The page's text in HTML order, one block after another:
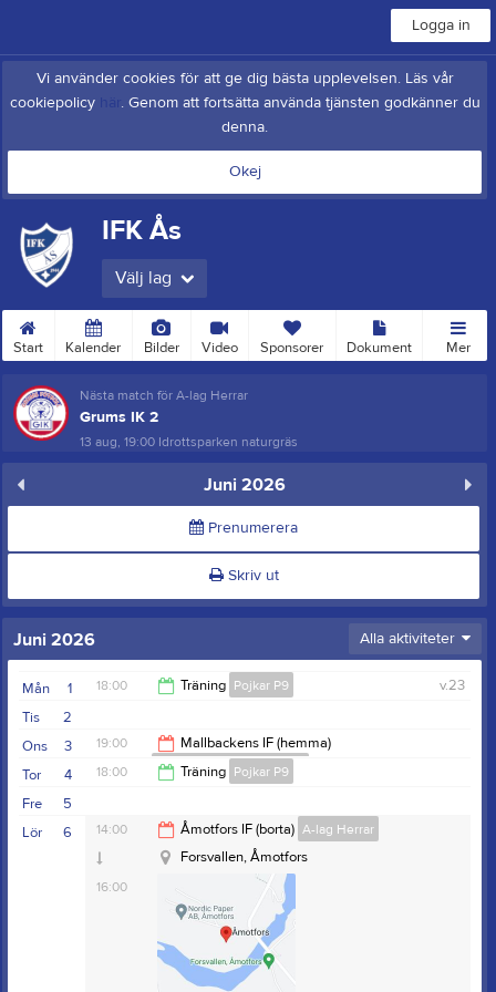
Logga in
Vi använder cookies för att ge dig bästa upplevelsen. Läs vår
cookiepolicy här. Genom att fortsätta använda tjänsten godkänner du
denna.
Okej
IFK Ås
Välj lag
Start Kalender Bilder Video Sponsorer Dokument Mer
Nästa match för A-lag Herrar
Grums IK 2
13 aug, 19:00 Idrottsparken naturgräs
Juni 2026
Prenumerera
Skriv ut
Juni 2026 Alla aktiviteter
1
Mån v.23
18:00 Träning Pojkar P9
19:30
2
Tis
3
Ons 19:00
Mallbackens IF (hemma)
Flickor F15-19 Eda United
4
Tor 18:00 Träning Pojkar P9
19:30
5
Fre
6
Lör 14:00 Åmotfors IF (borta) A-lag Herrar
16:00
Forsvallen, Åmotfors